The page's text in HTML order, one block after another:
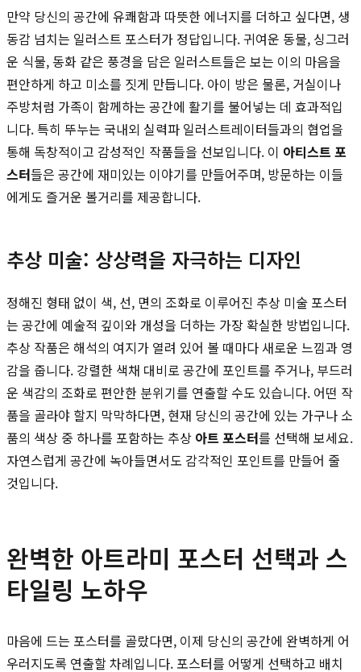
만약 당신의 공간에 유쾌함과 따뜻한 에너지를 더하고 싶다면, 생
동감 넘치는 일러스트 포스터가 정답입니다. 귀여운 동물, 싱그러
운 식물, 동화 같은 풍경을 담은 일러스트들은 보는 이의 마음을
편안하게 하고 미소를 짓게 만듭니다. 아이 방은 물론, 거실이나
주방처럼 가족이 함께하는 공간에 활기를 불어넣는 데 효과적입
니다. 특히 뚜누는 국내외 실력파 일러스트레이터들과의 협업을
통해 독창적이고 감성적인 작품들을 선보입니다. 이 아티스트 포
스터들은 공간에 재미있는 이야기를 만들어주며, 방문하는 이들
에게도 즐거운 볼거리를 제공합니다.
추상 미술: 상상력을 자극하는 디자인
정해진 형태 없이 색, 선, 면의 조화로 이루어진 추상 미술 포스터
는 공간에 예술적 깊이와 개성을 더하는 가장 확실한 방법입니다.
추상 작품은 해석의 여지가 열려 있어 볼 때마다 새로운 느낌과 영
감을 줍니다. 강렬한 색채 대비로 공간에 포인트를 주거나, 부드러
운 색감의 조화로 편안한 분위기를 연출할 수도 있습니다. 어떤 작
품을 골라야 할지 막막하다면, 현재 당신의 공간에 있는 가구나 소
품의 색상 중 하나를 포함하는 추상 아트 포스터를 선택해 보세요.
자연스럽게 공간에 녹아들면서도 감각적인 포인트를 만들어 줄
것입니다.
완벽한 아트라미 포스터 선택과 스
타일링 노하우
마음에 드는 포스터를 골랐다면, 이제 당신의 공간에 완벽하게 어
우러지도록 연출할 차례입니다. 포스터를 어떻게 선택하고 배치